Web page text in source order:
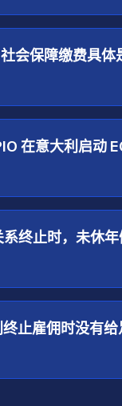
会保障缴费具体
在意大利启动
终止时，未休
止雇佣时没有给